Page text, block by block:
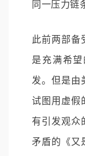
同一压力链
此前两部备
是充满希
发。但是由
试图用虚假
有引发观众
矛盾的《又